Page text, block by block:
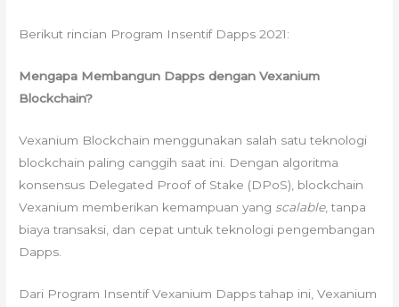
Berikut rincian Program Insentif Dapps 2021:
Mengapa Membangun Dapps dengan Vexanium
Blockchain?
Vexanium Blockchain menggunakan salah satu teknologi
blockchain paling canggih saat ini. Dengan algoritma
konsensus Delegated Proof of Stake (DPoS), blockchain
Vexanium memberikan kemampuan yang scalable, tanpa
biaya transaksi, dan cepat untuk teknologi pengembangan
Dapps.
Dari Program Insentif Vexanium Dapps tahap ini, Vexanium